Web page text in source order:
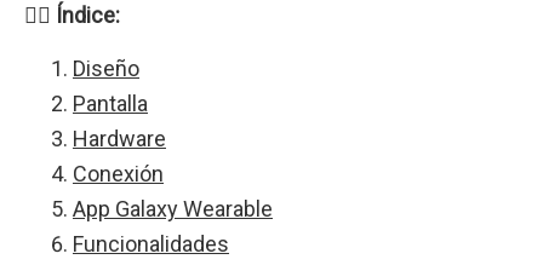
👉🏻 Índice:
Diseño
Pantalla
Hardware
Conexión
App Galaxy Wearable
Funcionalidades